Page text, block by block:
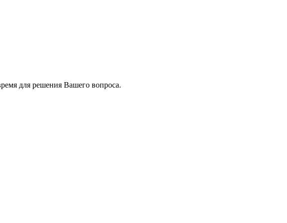
для решения Вашего вопроса.